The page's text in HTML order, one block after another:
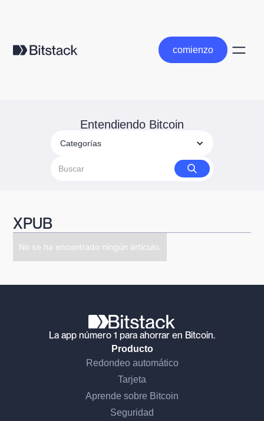
comienzo
comienzo
Entendiendo Bitcoin
Categorías
XPUB
No se ha encontrado ningún artículo.
La app número 1 para ahorrar en Bitcoin.
Producto
Redondeo automático
Tarjeta
Aprende sobre Bitcoin
Seguridad